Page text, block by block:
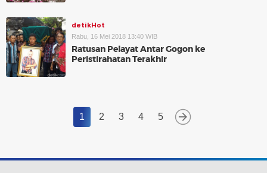
detikHot
Rabu, 16 Mei 2018 13:40 WIB
Ratusan Pelayat Antar Gogon ke
Peristirahatan Terakhir
1 2 3 4 5